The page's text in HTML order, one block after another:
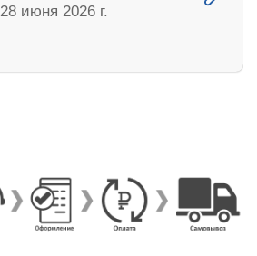
28 июня 2026 г.